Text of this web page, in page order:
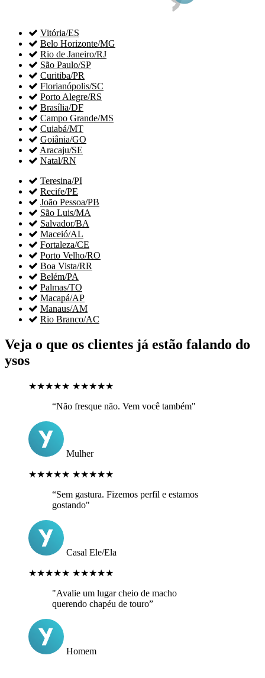
 Vitória/ES
 Belo Horizonte/MG
 Rio de Janeiro/RJ
 São Paulo/SP
 Curitiba/PR
 Florianópolis/SC
 Porto Alegre/RS
 Brasília/DF
 Campo Grande/MS
 Cuiabá/MT
 Goiânia/GO
 Aracaju/SE
 Natal/RN
 Teresina/PI
 Recife/PE
 João Pessoa/PB
 São Luis/MA
 Salvador/BA
 Maceió/AL
 Fortaleza/CE
 Porto Velho/RO
 Boa Vista/RR
 Belém/PA
 Palmas/TO
 Macapá/AP
 Manaus/AM
 Rio Branco/AC
Veja o que os clientes já estão falando do
ysos
★★★★★ ★★★★★
“Não fresque não. Vem você também"
Mulher
★★★★★ ★★★★★
“Sem gastura. Fizemos perfil e estamos
gostando"
Casal Ele/Ela
★★★★★ ★★★★★
"Avalie um lugar cheio de macho
querendo chapéu de touro”
Homem